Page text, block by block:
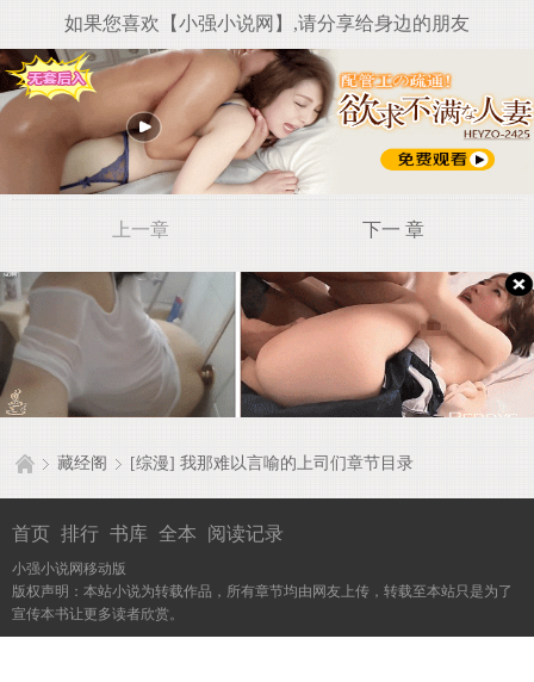
如果您喜欢【小强小说网】,请分享给身边的朋友
上一章 下一 章
藏经阁 [综漫] 我那难以言喻的上司们章节目录
首页 排行 书库 全本 阅读记录
小强小说网移动版
版权声明：本站小说为转载作品，所有章节均由网友上传，转载至本站只是为了
宣传本书让更多读者欣赏。